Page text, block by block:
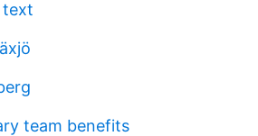
text
team benefits